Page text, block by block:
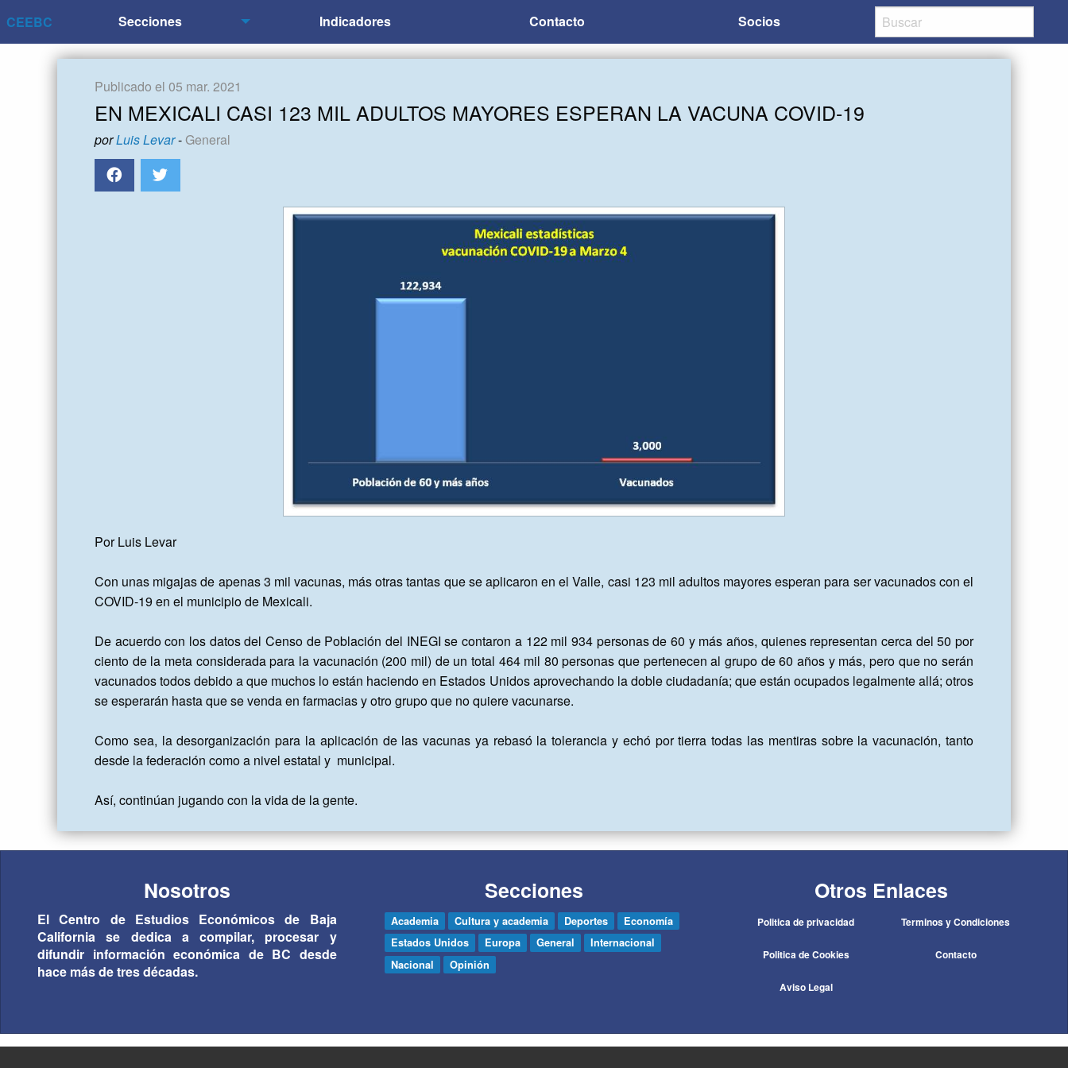
CEEBC Secciones Indicadores Contacto Socios
Publicado el 05 mar. 2021
EN MEXICALI CASI 123 MIL ADULTOS MAYORES ESPERAN LA VACUNA COVID-19
porLuis Levar-General
Por Luis Levar
Con unas migajas de apenas 3 mil vacunas, más otras tantas que se aplicaron en el Valle, casi 123 mil adultos mayores esperan para ser vacunados con el
COVID-19 en el municipio de Mexicali.
De acuerdo con los datos del Censo de Población del INEGI se contaron a 122 mil 934 personas de 60 y más años, quienes representan cerca del 50 por
ciento de la meta considerada para la vacunación (200 mil) de un total 464 mil 80 personas que pertenecen al grupo de 60 años y más, pero que no serán
vacunados todos debido a que muchos lo están haciendo en Estados Unidos aprovechando la doble ciudadanía; que están ocupados legalmente allá; otros
se esperarán hasta que se venda en farmacias y otro grupo que no quiere vacunarse.
Como sea, la desorganización para la aplicación de las vacunas ya rebasó la tolerancia y echó por tierra todas las mentiras sobre la vacunación, tanto
desde la federación como a nivel estatal y  municipal.
Así, continúan jugando con la vida de la gente.
Nosotros
El Centro de Estudios Económicos de Baja
California se dedica a compilar, procesar y
difundir información económica de BC desde
hace más de tres décadas.
Secciones
Academia Cultura y academia Deportes
Economía
Estados Unidos
Europa General
Internacional
Nacional
Opinión
Otros Enlaces
Politica de privacidad
Politica de Cookies
Aviso Legal
Terminos y Condiciones
Contacto